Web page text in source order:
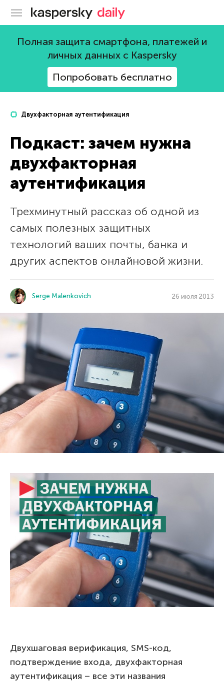
Блог Касперского
Полная защита смартфона, платежей и
личных данных с Kaspersky
Попробовать бесплатно
Двухфакторная аутентификация
Подкаст: зачем нужна
двухфакторная
аутентификация
Трехминутный рассказ об одной из
самых полезных защитных
технологий ваших почты, банка и
других аспектов онлайновой жизни.
Serge Malenkovich 26 июля 2013
Двухшаговая верификация, SMS-код,
подтверждение входа, двухфакторная
аутентификация – все эти названия